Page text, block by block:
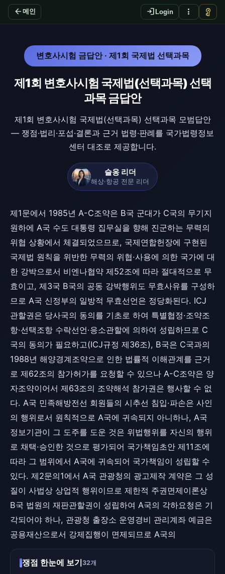
arrow_back 메인 login Login more_vert vpn_key
변호사시험 금답안 · 제1회 국제법 선택과목
제1회 변호사시험 국제법(선택과목) 선택
과목 금답안
제1회 변호사시험 국제법(선택과목) 선택과목 모범답안
— 쟁점·법리·포섭·결론과 근거 법령·판례를 국가법령정보
센터 대조로 제공합니다.
슬옹 리더
해상·항공 전문 리더
제1문에서 1985년 A-C조약은 B국 군대가 C국의 무기지
원하에 A국 수도 대통령 집무실을 향해 진군하는 무력의
위협 상황에서 체결되었으므로, 국제연합헌장에 구현된
국제법 원칙을 위반한 무력의 위협·사용에 의한 국가에 대
한 강박으로서 비엔나협약 제52조에 따라 절대적으로 무
효이고, 제3국 B국의 공동 강박행위도 무효사유를 구성하
므로 A국 신정부의 일방적 무효선언은 정당화된다. ICJ
관할권은 당사국의 동의를 기초로 하여 특별협정·조약조
항·선택조항 수락선언·응소관할에 의하여 성립하므로 C
국의 동의가 필요하고(ICJ규정 제36조), B국은 C국과의
1988년 해양경계조약으로 인한 법률적 이해관계를 근거
로 제62조의 참가허가를 요청할 수 있으나 A-C조약은 양
자조약이어서 제63조의 조약해석 참가권은 행사할 수 없
다. A국 민족해방전선 회원들의 시추선 침입·파손은 사인
의 행위로서 원칙적으로 A국에 귀속되지 아니하나, A국
정보기관이 그 도주를 도운 것은 위법행위를 자신의 행위
로 채택·승인한 것으로 평가되어 국가책임초안 제11조에
따라 그 범위에서 A국에 귀속되어 국가책임이 성립할 수
있다. 제2문의1에서 A국 관광청의 광고제작 계약은 그 성
질이 사법상 상업적 행위이므로 제한적 주권면제이론상
B국 법원의 재판관할권이 성립하여 A국의 각하요청은 기
각되어야 하나, 관광청 출장소 운영경비 관리계좌 예금은
공용재산으로서 강제집행이 면제되므로 A국의
쟁점 한눈에 보기32개